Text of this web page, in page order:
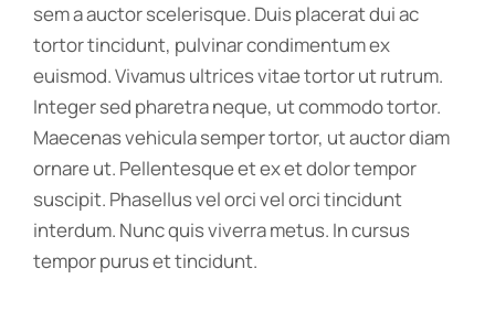
sem a auctor scelerisque. Duis placerat dui ac
tortor tincidunt, pulvinar condimentum ex
euismod. Vivamus ultrices vitae tortor ut rutrum.
Integer sed pharetra neque, ut commodo tortor.
Maecenas vehicula semper tortor, ut auctor diam
ornare ut. Pellentesque et ex et dolor tempor
suscipit. Phasellus vel orci vel orci tincidunt
interdum. Nunc quis viverra metus. In cursus
tempor purus et tincidunt.